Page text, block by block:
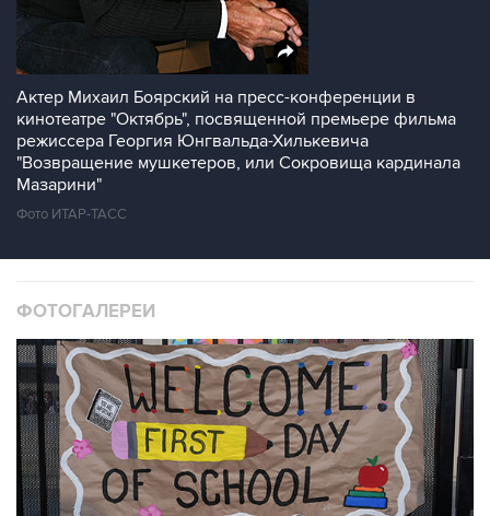
Актер Михаил Боярский на пресс-конференции в
кинотеатре "Октябрь", посвященной премьере фильма
режиссера Георгия Юнгвальда-Хилькевича
"Возвращение мушкетеров, или Сокровища кардинала
Мазарини"
Фото ИТАР-ТАСС
ФОТОГАЛЕРЕИ